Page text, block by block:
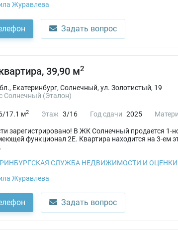
Журавлева
Задать вопрос
39,90 м2
Екатеринбург, Солнечный, ул. Золотистый, 19
Солнечный (Эталон)
17.1 м2 Этаж 3/16 Год сдачи 2025
зарегистрировано! В ЖК Солнечный продается
функционал 2Е. Квартира находится на 3-ем
СЛУЖБА НЕДВИЖИМОСТИ И ОЦЕНКИ
Журавлева
Задать вопрос